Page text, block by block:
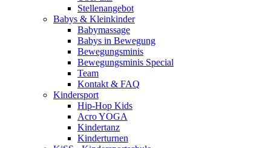
Stellenangebot
Babys & Kleinkinder
Babymassage
Babys in Bewegung
Bewegungsminis
Bewegungsminis Special
Team
Kontakt & FAQ
Kindersport
Hip-Hop Kids
Acro YOGA
Kindertanz
Kinderturnen